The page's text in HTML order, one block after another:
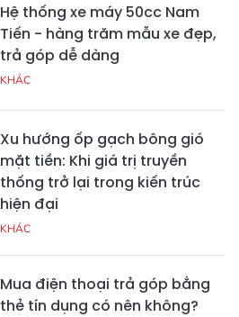
Hệ thống xe máy 50cc Nam
Tiến - hàng trăm mẫu xe đẹp,
trả góp dễ dàng
KHÁC
Xu hướng ốp gạch bông gió
mặt tiền: Khi giá trị truyền
thống trở lại trong kiến trúc
hiện đại
KHÁC
Mua điện thoại trả góp bằng
thẻ tín dụng có nên không?